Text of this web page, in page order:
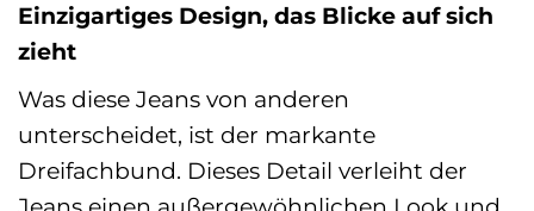
Einzigartiges Design, das Blicke auf sich
zieht
Was diese Jeans von anderen
unterscheidet, ist der markante
Dreifachbund. Dieses Detail verleiht der